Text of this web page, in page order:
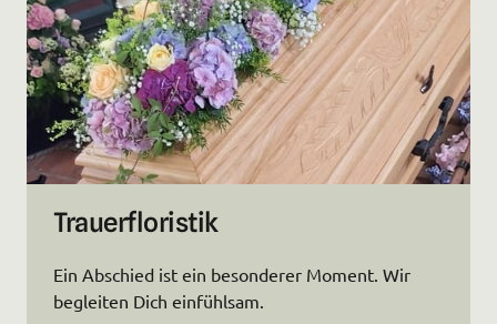
Trauerfloristik
Ein Abschied ist ein besonderer Moment. Wir
begleiten Dich einfühlsam.